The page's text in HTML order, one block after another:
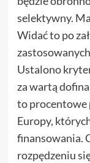
selektywny.
Widać to po
Ustalono
za wartą
to procentowe
Europy,
finansowania.
rozpędzeniu